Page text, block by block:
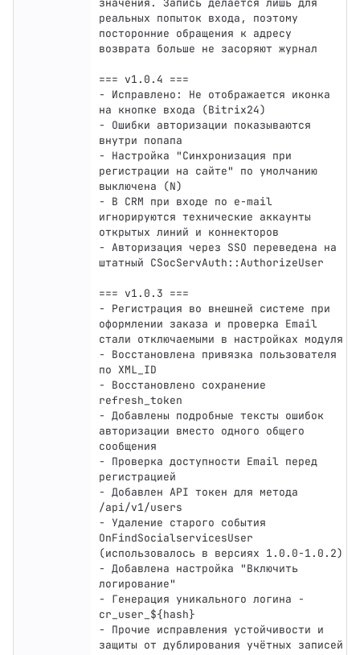
значения. Запись делается лишь для
реальных попыток входа, поэтому
посторонние обращения к адресу
возврата больше не засоряют журнал
=== v1.0.4 ===
- Исправлено: Не отображается иконка
на кнопке входа (Bitrix24)
- Ошибки авторизации показываются
внутри попапа
- Настройка "Синхронизация при
регистрации на сайте" по умолчанию
выключена (N)
- В CRM при входе по e-mail
игнорируются технические аккаунты
открытых линий и коннекторов
- Авторизация через SSO переведена на
штатный CSocServAuth::AuthorizeUser
=== v1.0.3 ===
- Регистрация во внешней системе при
оформлении заказа и проверка Email
стали отключаемыми в настройках модуля
- Восстановлена привязка пользователя
по XML_ID
- Восстановлено сохранение
refresh_token
- Добавлены подробные тексты ошибок
авторизации вместо одного общего
сообщения
- Проверка доступности Email перед
регистрацией
- Добавлен API токен для метода
/api/v1/users
- Удаление старого события
OnFindSocialservicesUser
(использовалось в версиях 1.0.0-1.0.2)
- Добавлена настройка "Включить
логирование"
- Генерация уникального логина -
cr_user_${hash}
- Прочие исправления устойчивости и
защиты от дублирования учётных записей